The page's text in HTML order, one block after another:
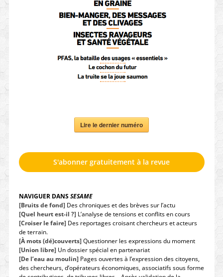
Lire le dernier numéro
S'abonner gratuitement à la revue
NAVIGUER DANSSESAME
[Bruits de fond]Des chroniques et des brèves sur l’actu
[Quel heurt est-il ?]L’analyse de tensions et conflits en cours
[Croiser le faire]Des reportages croisant chercheurs et acteurs
de terrain.
[À mots (dé)couverts]Questionner les expressions du moment
[Union libre]Un dossier spécial en partenariat
[De l’eau au moulin]Pages ouvertes à l’expression des citoyens,
des chercheurs, d’opérateurs économiques, associatifs sous forme